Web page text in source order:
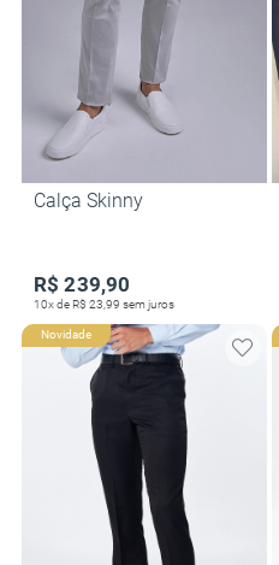
Calça Skinny
R$ 239,90
10x de R$ 23,99 sem juros
Novidade